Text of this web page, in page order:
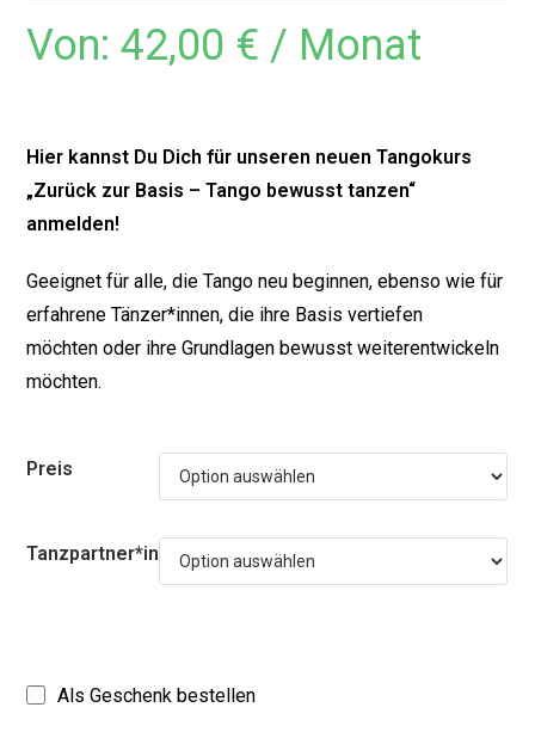
Von:42,00 € / Monat
Hier kannst Du Dich für unseren neuen Tangokurs
„Zurück zur Basis – Tango bewusst tanzen“
anmelden!
Geeignet für alle, die Tango neu beginnen, ebenso wie für
erfahrene Tänzer*innen, die ihre Basis vertiefen
möchten oder ihre Grundlagen bewusst weiterentwickeln
möchten.
Preis
Tanzpartner*in
Als Geschenk bestellen